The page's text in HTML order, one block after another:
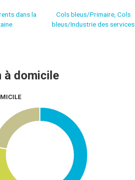
dans la
Cols bleus/Primaire, Cols
bleus/Industrie des services
à domicile